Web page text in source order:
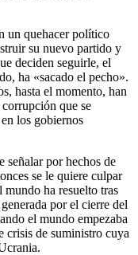
un quehacer político
su nuevo partido y
deciden seguirle, el
ha «sacado el pecho».
hasta el momento, han
que se
los gobiernos
señalar por hechos de
se le quiere culpar
ha resuelto tras
por el cierre del
el mundo empezaba
crisis de suministro cuya